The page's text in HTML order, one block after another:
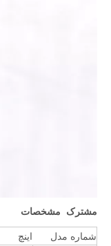
مشترک مشخصات
شماره مدل
اینچ